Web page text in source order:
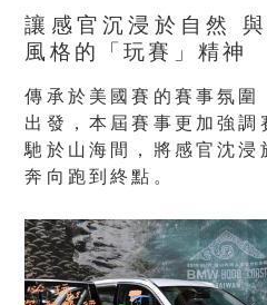
讓感官沉浸於自然
風格的「玩賽」精神
傳承於美國賽的賽事氛圍
出發，本屆賽事更加強調
馳於山海間，將感官沈浸
奔向跑到終點。